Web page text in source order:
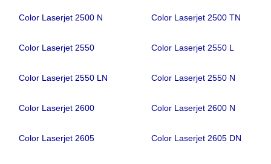
Color Laserjet 2500 N Color Laserjet 2500 TN
Color Laserjet 2550 Color Laserjet 2550 L
Color Laserjet 2550 LN Color Laserjet 2550 N
Color Laserjet 2600 Color Laserjet 2600 N
Color Laserjet 2605 Color Laserjet 2605 DN